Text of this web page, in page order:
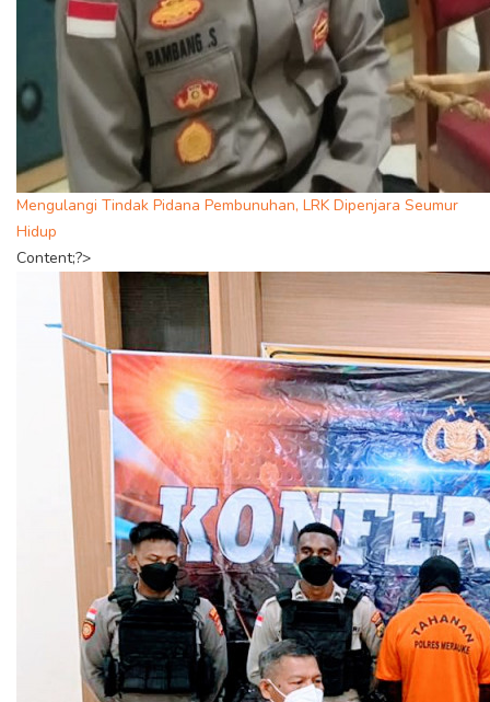
Mengulangi Tindak Pidana Pembunuhan, LRK Dipenjara Seumur
Hidup
Content;?>